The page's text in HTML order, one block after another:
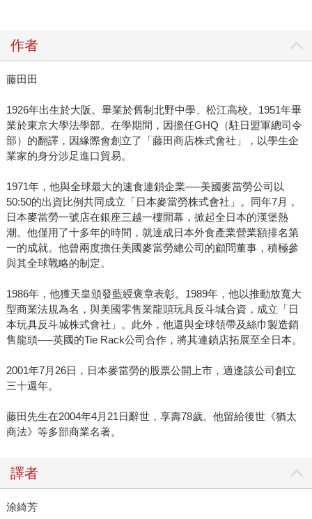
作者
藤田田
1926年出生於大阪。畢業於舊制北野中學、松江高校。1951年畢
業於東京大學法學部。在學期間，因擔任GHQ（駐日盟軍總司令
部）的翻譯，因緣際會創立了「藤田商店株式會社」，以學生企
業家的身分涉足進口貿易。
1971年，他與全球最大的速食連鎖企業──美國麥當勞公司以
50:50的出資比例共同成立「日本麥當勞株式會社」。同年7月，
日本麥當勞一號店在銀座三越一樓開幕，掀起全日本的漢堡熱
潮。他僅用了十多年的時間，就達成日本外食產業營業額排名第
一的成就。他曾兩度擔任美國麥當勞總公司的顧問董事，積極參
與其全球戰略的制定。
1986年，他獲天皇頒發藍綬褒章表彰。1989年，他以推動放寬大
型商業法規為名，與美國零售業龍頭玩具反斗城合資，成立「日
本玩具反斗城株式會社」。此外，他還與全球領帶及絲巾製造銷
售龍頭──英國的Tie Rack公司合作，將其連鎖店拓展至全日本。
2001年7月26日，日本麥當勞的股票公開上市，適逢該公司創立
三十週年。
藤田先生在2004年4月21日辭世，享壽78歲。他留給後世《猶太
商法》等多部商業名著。
譯者
涂綺芳